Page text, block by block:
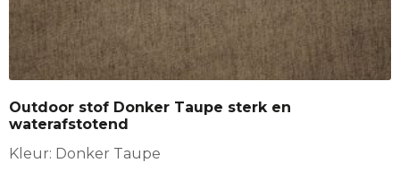
Outdoor stof Donker Taupe sterk en
waterafstotend
Kleur: Donker Taupe